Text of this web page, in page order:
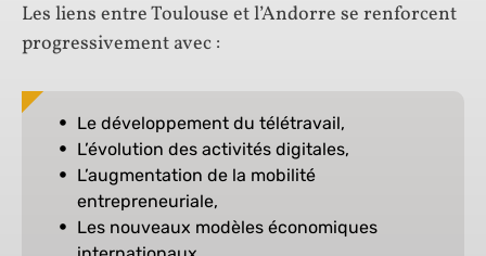
Les liens entre Toulouse et l’Andorre se renforcent
progressivement avec :
Le développement du télétravail,
L’évolution des activités digitales,
L’augmentation de la mobilité
entrepreneuriale,
Les nouveaux modèles économiques